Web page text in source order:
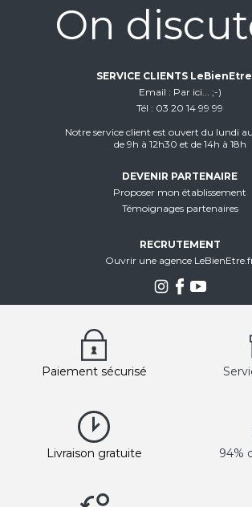
On
SERVICE CLIENTS
Email
Par ici... ;-)
Tél
03 20 14 99 99
Notre service client est ouvert du lundi
de 9h à 12h30 et de 14h à 18h
DEVENIR PARTENAIRE
Proposer mon établissement
Témoignages partenaires
RECRUTEMENT
Ouvrir une agence
Paiement sécurisé
Livraison gratuite 94%